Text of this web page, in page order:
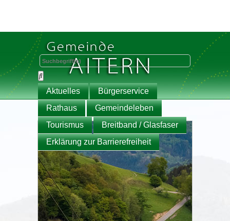
Aktuelles
Bürgerservice
Rathaus
Gemeindeleben
Tourismus
Breitband / Glasfaser
Erklärung zur Barrierefreiheit